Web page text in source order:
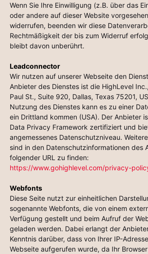
Wenn Sie Ihre Einwilligung (z.B. über das
oder andere auf dieser Website
widerrufen, beenden wir diese
Rechtmäßigkeit der bis zum Widerruf
bleibt davon unberührt.
Leadconnector
Wir nutzen auf unserer Webseite den
Anbieter des Dienstes ist die HighLevel
Paul St., Suite 920, Dallas, Texas 75201,
Nutzung des Dienstes kann es zu einer
ein Drittland kommen (USA). Der Anbieter
Data Privacy Framework zertifiziert und
angemessenes Datenschutzniveau.
sind in den Datenschutzinformationen des
folgender URL zu finden:
https://www.gohighlevel.com/privacy-
Webfonts
Diese Seite nutzt zur einheitlichen
sogenannte Webfonts, die von einem
Verfügung gestellt und beim Aufruf der
geladen werden. Dabei erlangt der
Kenntnis darüber, dass von Ihrer IP-
Webseite aufgerufen wurde, da Ihr